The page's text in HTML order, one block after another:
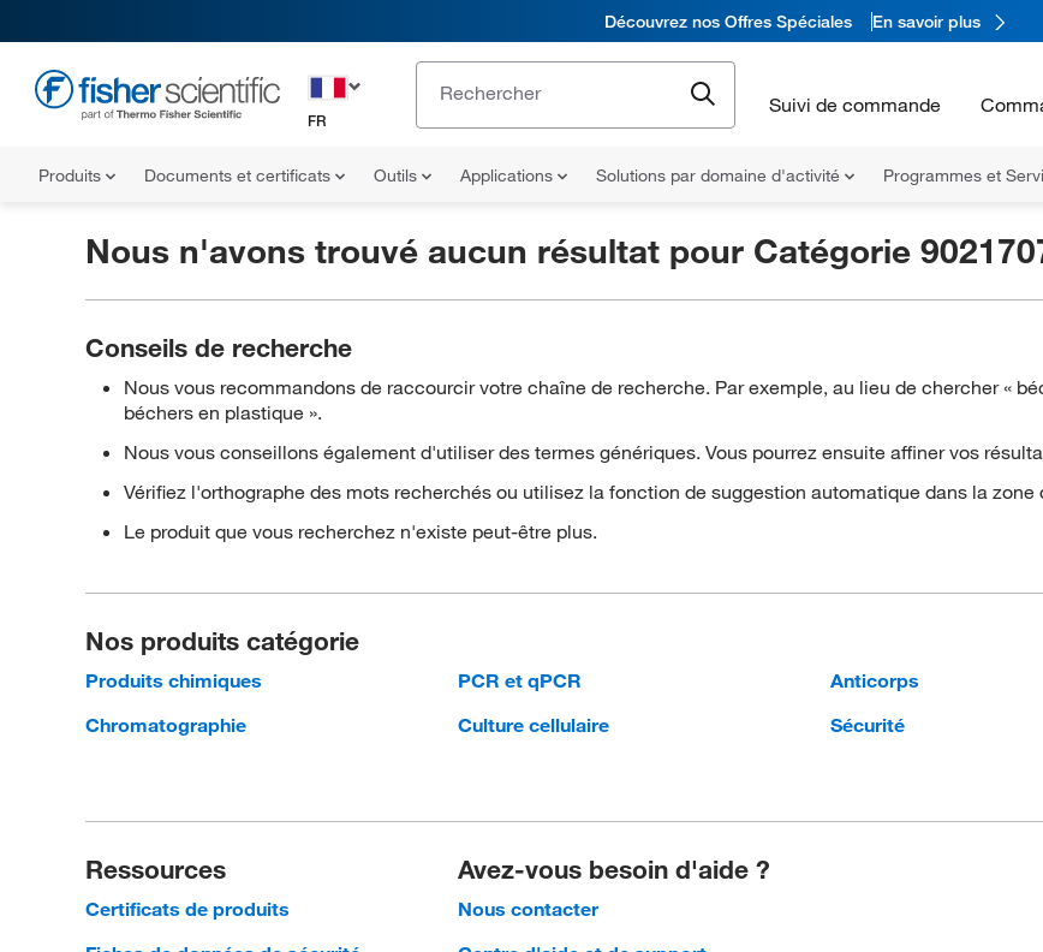
Découvrez nos Offres Spéciales En savoir plus
FR
Suivi de commande
Produits Documents et certificats Outils Applications Solutions par domaine d'activité Programmes et
Nous n'avons trouvé aucun résultat pour Catégorie
Conseils de recherche
Nous vous recommandons de raccourcir votre chaîne de recherche. Par exemple, au lieu de chercher «
béchers en plastique ».
Nous vous conseillons également d'utiliser des termes génériques. Vous pourrez ensuite affiner vos
Vérifiez l'orthographe des mots recherchés ou utilisez la fonction de suggestion automatique dans la zone
Le produit que vous recherchez n'existe peut-être plus.
Nos produits catégorie
Produits chimiques
Chromatographie
PCR et qPCR
Culture cellulaire
Anticorps
Sécurité
Ressources
Certificats de produits
Avez-vous besoin d'aide ?
Nous contacter